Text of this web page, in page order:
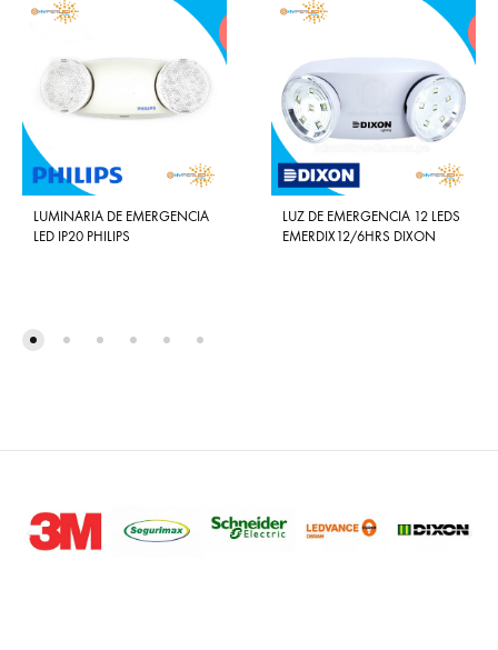
LUMINARIA DE EMERGENCIA
LED IP20 PHILIPS
LUZ DE EMERGENCIA 12 LEDS
EMERDIX12/6HRS DIXON